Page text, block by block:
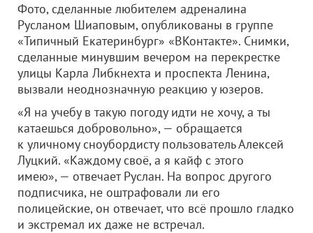
Фото, сделанные любителем адреналина
Русланом Шиаповым, опубликованы в группе
«Типичный Екатеринбург» «ВКонтакте». Снимки,
сделанные минувшим вечером на перекрестке
улицы Карла Либкнехта и проспекта Ленина,
вызвали неоднозначную реакцию у юзеров.
«Я на учебу в такую погоду идти не хочу, а ты
катаешься добровольно», — обращается
к уличному сноубордисту пользователь Алексей
Луцкий. «Каждому своё, а я кайф с этого
имею», — отвечает Руслан. На вопрос другого
подписчика, не оштрафовали ли его
полицейские, он отвечает, что всё прошло гладко
и экстремал их даже не встречал.